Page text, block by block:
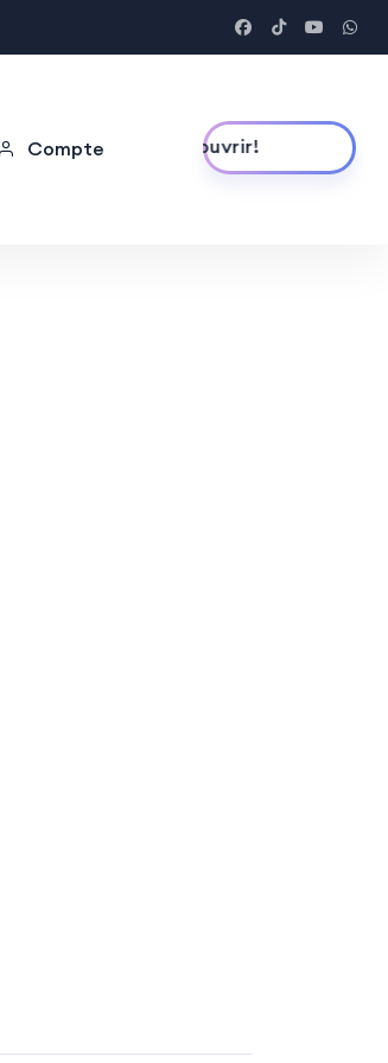
Compte Découvrir!